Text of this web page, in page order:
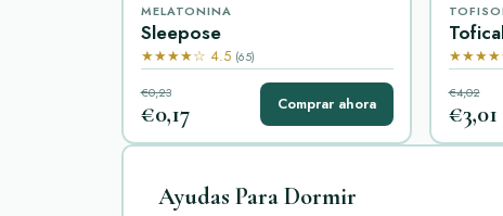
MELATONINA
Sleepose
★★★★☆ 4.5 (65)
€0,23
€0,17 Comprar ahora
€4,02
€3,01
Ayudas Para Dormir